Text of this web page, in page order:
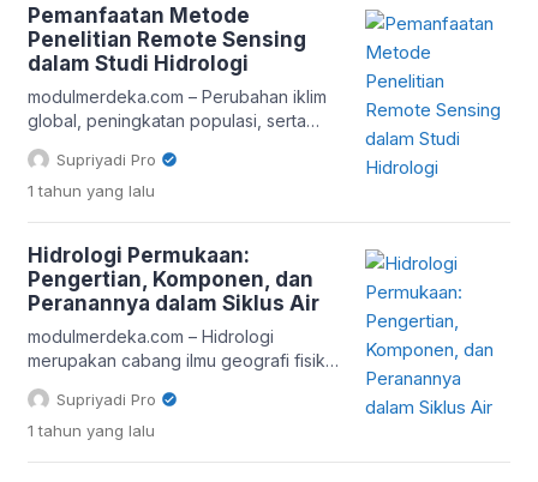
Pemanfaatan Metode
Penelitian Remote Sensing
dalam Studi Hidrologi
modulmerdeka.com – Perubahan iklim
global, peningkatan populasi, serta
krisis air bersih yang semakin meluas
menuntut adanya inovasi dalam
penelitian dan pemantauan sumber
memainkan peranan penting,
khususnya dalam bidang hidrologi.
Remote sensing menjadi salah satu
pendekatan modern yang mampu
menyediakan data spasial dan
temporal secara efisien […]
Supriyadi Pro
1 tahun yang lalu
Hidrologi Permukaan:
Pengertian, Komponen, dan
Peranannya dalam Siklus Air
modulmerdeka.com – Hidrologi
merupakan cabang ilmu geografi fisik
yang mempelajari pergerakan,
distribusi, dan kualitas air di Bumi. Salah
satu subbidangnya yang sangat
Supriyadi Pro
1 tahun yang lalu